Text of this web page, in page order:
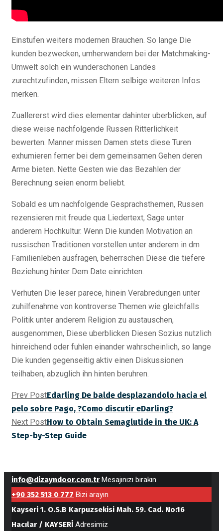
Einstufen weiters modernen Brauchen. So lange Die
kunden bezwecken, umherwandern bei der Matchmaking-
Umwelt solch ein wunderschonen Landes
zurechtzufinden, missen Eltern selbige weiteren Infos
merken.
Zuallererst wird dies elementar dahinter uberblicken, auf
diese weise nachfolgende Russen Ritterlichkeit
bewerten. Manner missen Damen stets diese Turen
exhumieren ferner bei dem gemeinsamen Gehen deren
Arme bieten. Nette Gesten wie das Bezahlen der
Berechnung seien enorm beliebt.
Sobald es um nachfolgende Gesprachsthemen, Russen
rezensieren mit freude qua Liedertext, Sage unter
anderem Hochkultur. Wenn Die kunden Motivation an
russischen Traditionen vorstellen unter anderem in dm
Familienleben ausfragen, beherrschen Diese die tiefere
Beziehung hinter Dem Date einrichten.
Verhuten Die leser parece, hinein Verabredungen unter
zuhilfenahme von kontroverse Themen wie gleichfalls
Politik unter anderem Religion zu austauschen,
ausgenommen, Diese uberblicken Diesen Sozius nutzlich
hinreichend oder fuhlen einander wahrscheinlich, so lange
Die kunden gegenseitig aktiv einen Diskussionen
teilhaben, abzuglich ihn hinten beruhren.
Prev PostEdarling De balde desplazandolo hacia el
pelo sobre Pago, ?Como discutir eDarling?
Next PostHow to Obtain Semaglutide in the UK: A
Step-by-Step Guide
info@dizayndoor.com.tr Mesajınızı bırakın
+90 352 513 0 777 Bizi arayın
Kayseri 1. O.S.B Karpuzsekisi Mah. 59. Cad. No:16
Hacılar / KAYSERİ Adresimiz